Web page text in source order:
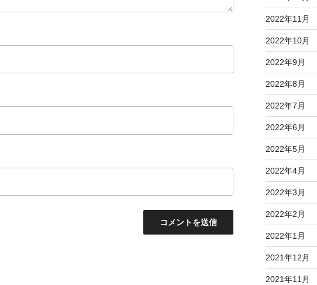
2022年11月
2022年10月
2022年9月
2022年8月
2022年7月
2022年6月
2022年5月
2022年4月
2022年3月
2022年2月
2022年1月
2021年12月
2021年11月